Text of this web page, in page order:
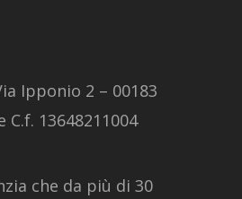
Ipponio 2 – 00183
C.f. 13648211004
che da più di 30